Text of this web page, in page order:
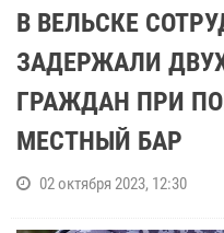
В ВЕЛЬСКЕ
ЗАДЕРЖАЛИ
ГРАЖДАН ПРИ
МЕСТНЫЙ БАР
02 октября 2023, 12:30